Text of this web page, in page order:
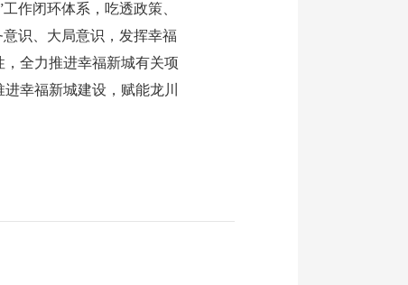
作闭环体系，吃透政策、
识、大局意识，发挥幸福
全力推进幸福新城有关项
幸福新城建设，赋能龙川